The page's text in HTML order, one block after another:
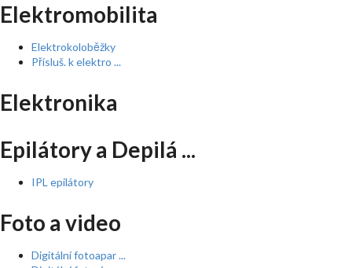
Elektromobilita
Elektrokoloběžky
Přísluš. k elektro ...
Elektronika
Epilátory a Depilá ...
IPL epilátory
Foto a video
Digitální fotoapar ...